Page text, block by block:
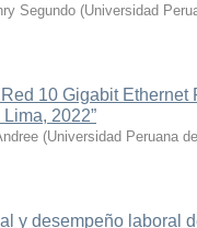
Segundo (Universidad
10 Gigabit
2022”
(Universidad Peruana
y desempeño laboral